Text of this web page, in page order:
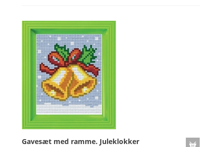
Gavesæt med ramme. Juleklokker